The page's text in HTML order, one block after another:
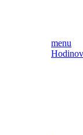
menu